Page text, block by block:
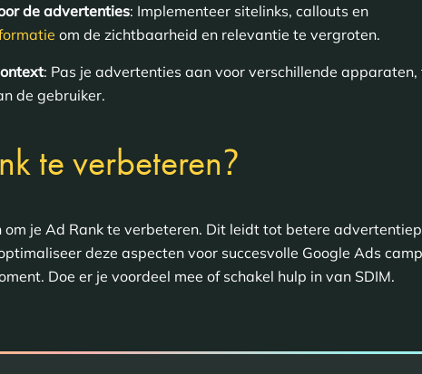
de advertenties: Implementeer sitelinks, callouts en
om de zichtbaarheid en relevantie te vergroten.
: Pas je advertenties aan voor verschillende
de gebruiker.
te verbeteren?
om je Ad Rank te verbeteren. Dit leidt tot betere
deze aspecten voor succesvolle Google Ads
Doe er je voordeel mee of schakel hulp in van SDIM.